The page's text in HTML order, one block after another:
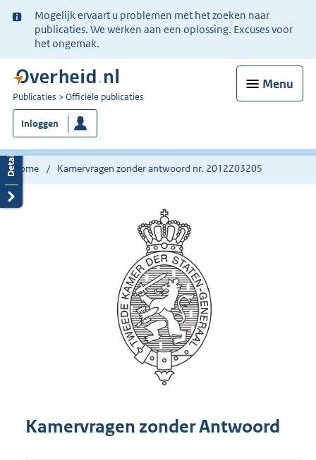
Ter
informatie:
Mogelijk ervaart u problemen met het zoeken naar
publicaties. We werken aan een oplossing. Excuses voor
het ongemak.
Menu
U
bent
nu
hier:
Publicaties Officiële publicaties
Inloggen
Home Kamervragen zonder antwoord nr. 2012Z03205
Kamervragen zonder Antwoord